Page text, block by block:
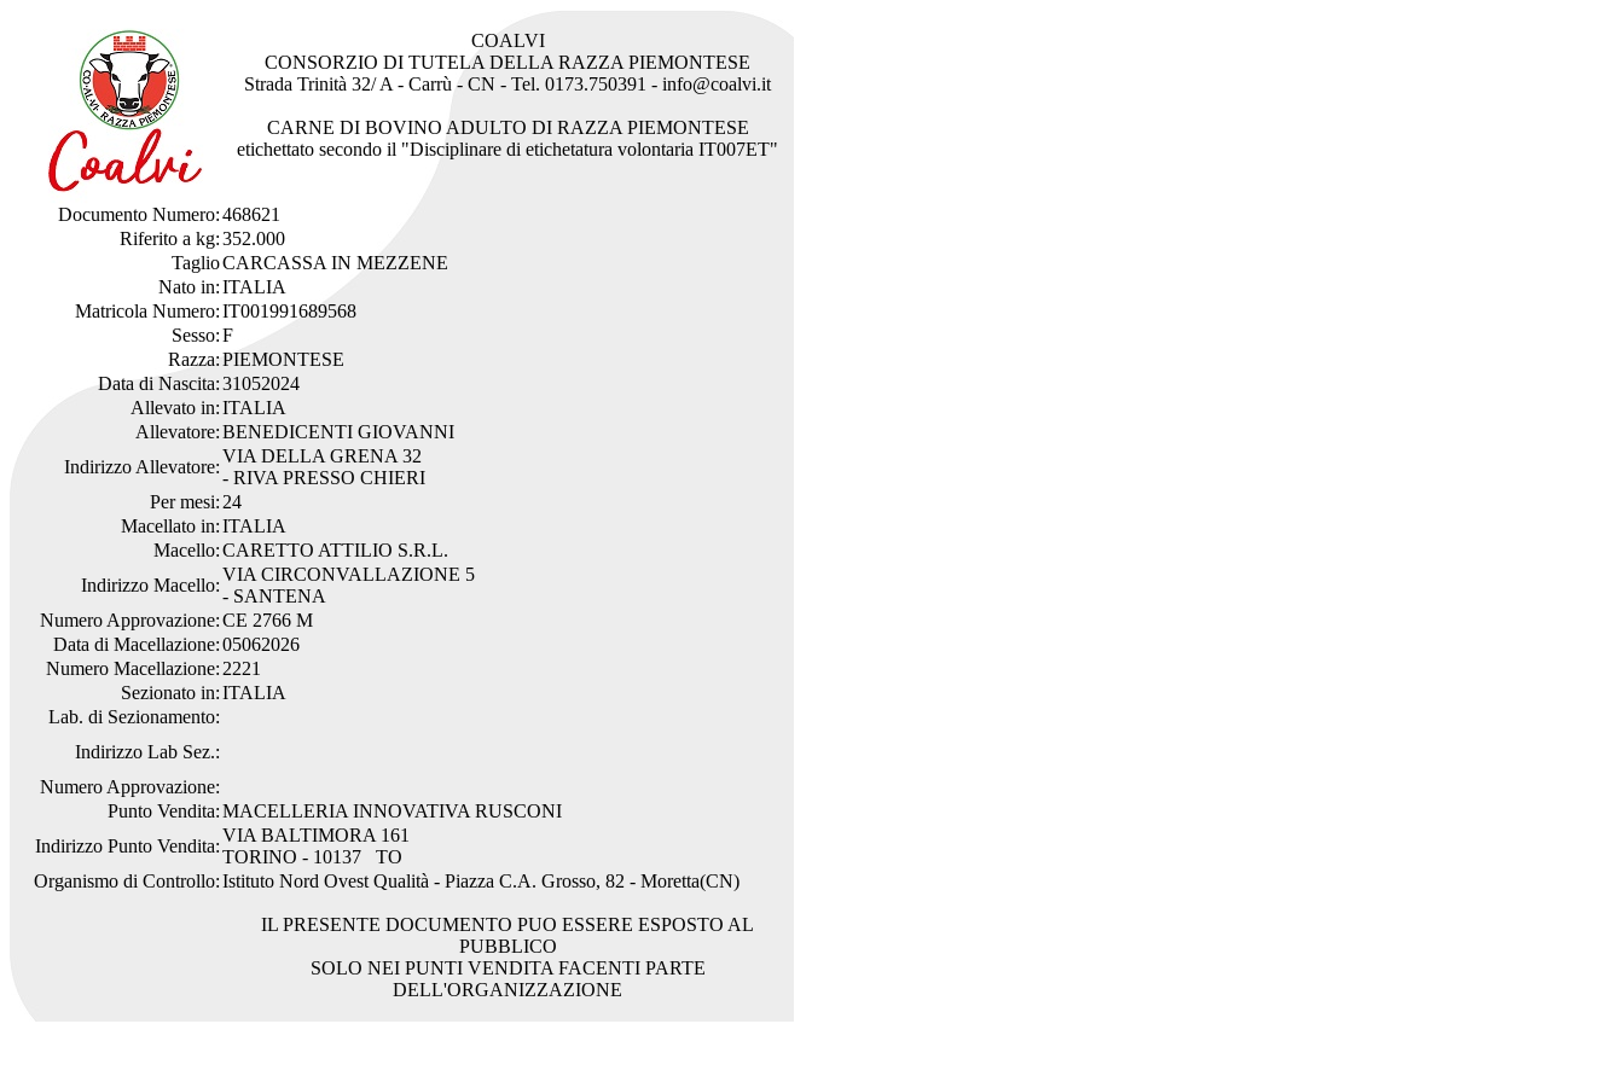
COALVI
CONSORZIO DI TUTELA DELLA RAZZA PIEMONTESE
Strada Trinità 32/ A - Carrù - CN - Tel. 0173.750391 - info@coalvi.it
CARNE DI BOVINO ADULTO DI RAZZA PIEMONTESE
etichettato secondo il "Disciplinare di etichetatura volontaria IT007ET"
Documento Numero:468621
Riferito a kg:352.000
TaglioCARCASSA IN MEZZENE
Nato in:ITALIA
Matricola Numero:IT001991689568
Sesso:F
Razza:PIEMONTESE
Data di Nascita:31052024
Allevato in:ITALIA
Allevatore:BENEDICENTI GIOVANNI
Indirizzo Allevatore:
VIA DELLA GRENA 32
- RIVA PRESSO CHIERI
Per mesi: 24
Macellato in:ITALIA
Macello:CARETTO ATTILIO S.R.L.
Indirizzo Macello:
VIA CIRCONVALLAZIONE 5
- SANTENA
Numero Approvazione:CE 2766 M
Data di Macellazione:05062026
Numero Macellazione: 2221
Sezionato in:ITALIA
Lab. di Sezionamento:
Indirizzo Lab Sez.:
Numero Approvazione:
Punto Vendita:MACELLERIA INNOVATIVA RUSCONI
Indirizzo Punto Vendita:
VIA BALTIMORA 161
TORINO - 10137 TO
Organismo di Controllo:Istituto Nord Ovest Qualità - Piazza C.A. Grosso, 82 - Moretta(CN)
IL PRESENTE DOCUMENTO PUO ESSERE ESPOSTO AL
PUBBLICO
SOLO NEI PUNTI VENDITA FACENTI PARTE
DELL'ORGANIZZAZIONE